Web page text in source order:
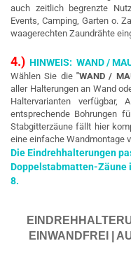
auch zeitlich begrenzte
Events, Camping, Garten o.
waagerechten Zaundrähte
4.) HINWEIS: WAND /
Wählen Sie die"WAND /
aller Halterungen an Wand
Haltervarianten verfügbar,
entsprechende Bohrungen
Stabgitterzäune fällt hier
eine einfache Wandmontage
Die Eindrehhalterungen
Doppelstabmatten-Zäune
8.
EINWANDFREI |